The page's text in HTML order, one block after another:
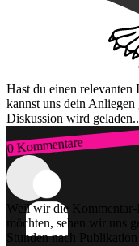
Hast du einen relevanten
kannst uns dein
Diskussion wird
0 Kommentare
Zum Login
Weil wir die Kommentar-
möchten, sehen wir uns
Stunden nach